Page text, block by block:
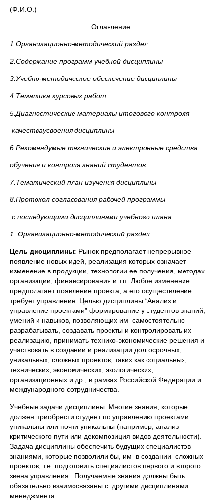
(Ф.И.О.)
Оглавление
1.Организационно-методический раздел
2.Содержание программ учебной дисциплины
3.Учебно-методическое обеспечение дисциплины
4.Тематика курсовых работ
5.Диагностические материалы итогового контроля
качестваусвоения дисциплины
6.Рекомендумые технические и электронные средства
обучения и контроля знаний студентов
7.Тематический план изучения дисциплины
8.Протокол согласования рабочей программы
с последующими дисциплинами учебного плана.
1. Организационно-методический раздел
Цель дисциплины: Рынок предполагает непрерывное
появление новых идей, реализация которых означает
изменение в продукции, технологии ее получения, методах
организации, финансирования и т.п. Любое изменение
предполагает появление проекта, а его осуществление
требует управление. Целью дисциплины “Анализ и
управление проектами” формирование у студентов знаний,
умений и навыков, позволяющих им самостоятельно
разрабатывать, создавать проекты и контролировать их
реализацию, принимать технико-экономические решения и
участвовать в создании и реализации долгосрочных,
уникальных, сложных проектов, таких как социальных,
технических, экономических, экологических,
организационных и др., в рамках Российской Федерации и
международного сотрудничества.
Учебные задачи дисциплины: Многие знания, которые
должен приобрести студент по управлению проектами
уникальны или почти уникальны (например, анализ
критического пути или декомпозиция видов деятельности).
Задача дисциплины обеспечить будущих специалистов
знаниями, которые позволили бы, им в создании сложных
проектов, т.е. подготовить специалистов первого и второго
звена управления. Получаемые знания должны быть
обязательно взаимосвязаны с другими дисциплинами
менеджмента.